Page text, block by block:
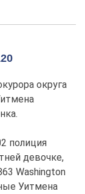
округа
полиция
девочке,
Washington
Уитмена